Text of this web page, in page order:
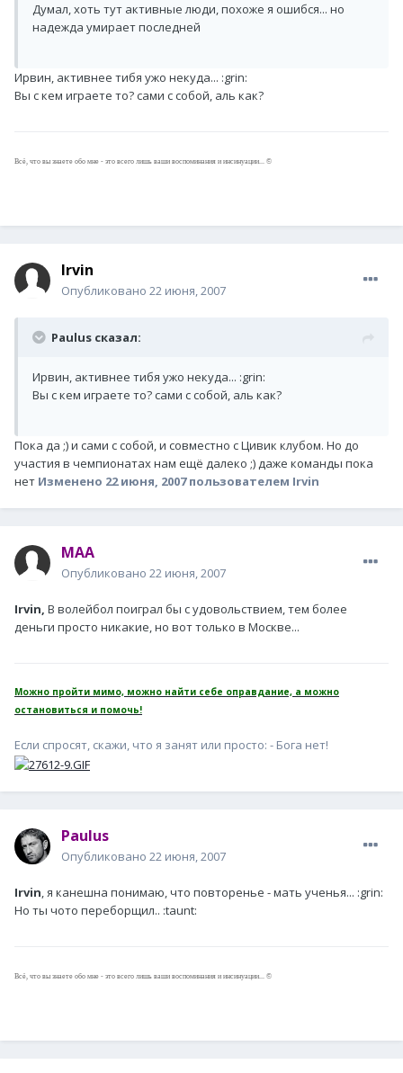
Думал, хоть тут активные люди, похоже я ошибся... но
надежда умирает последней
Ирвин, активнее тибя ужо некуда... :grin:
Вы с кем играете то? сами с собой, аль как?
Всё, что вы знаете обо мне - это всего лишь ваши воспоминания и инсинуации... ©
Irvin
Опубликовано 22 июня, 2007
Paulus сказал:
Ирвин, активнее тибя ужо некуда... :grin:
Вы с кем играете то? сами с собой, аль как?
Пока да ;) и сами с собой, и совместно с Цивик клубом. Но до
участия в чемпионатах нам ещё далеко ;) даже команды пока
нет Изменено 22 июня, 2007пользователем Irvin
MAA
Опубликовано 22 июня, 2007
Irvin, В волейбол поиграл бы с удовольствием, тем более
деньги просто никакие, но вот только в Москве...
Можно пройти мимо, можно найти себе оправдание, а можно
остановиться и помочь!
Если спросят, скажи, что я занят или просто: - Бога нет!
Paulus
Опубликовано 22 июня, 2007
Irvin, я канешна понимаю, что повторенье - мать ученья... :grin:
Но ты чото переборщил.. :taunt:
Всё, что вы знаете обо мне - это всего лишь ваши воспоминания и инсинуации... ©